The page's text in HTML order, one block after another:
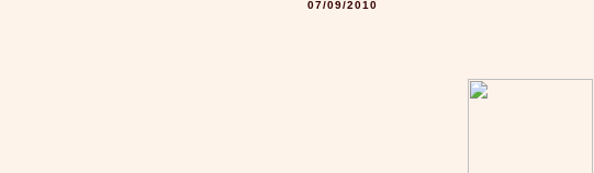
07/09/2010